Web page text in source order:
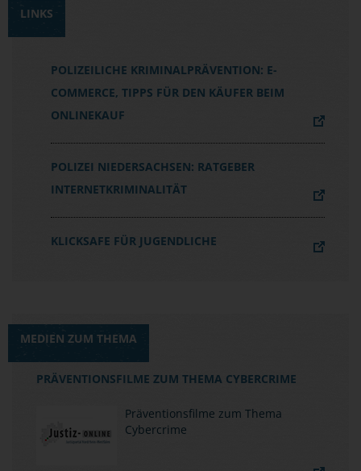
LINKS
POLIZEILICHE KRIMINALPRÄVENTION: E-
COMMERCE, TIPPS FÜR DEN KÄUFER BEIM
ONLINEKAUF
POLIZEI NIEDERSACHSEN: RATGEBER
INTERNETKRIMINALITÄT
KLICKSAFE FÜR JUGENDLICHE
MEDIEN ZUM THEMA
PRÄVENTIONSFILME ZUM THEMA CYBERCRIME
Präventionsfilme zum Thema
Cybercrime